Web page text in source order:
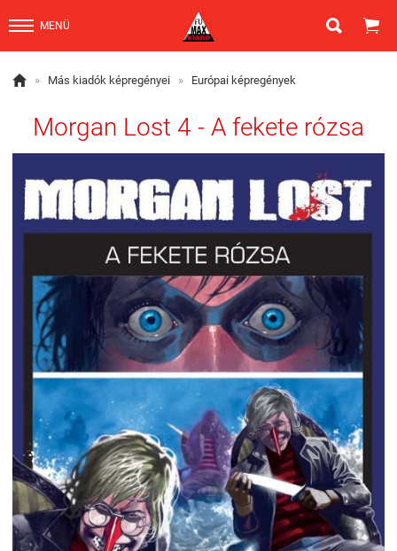
MENÜ  
 » Más kiadók képregényei » Európai képregények
Morgan Lost 4 - A fekete rózsa